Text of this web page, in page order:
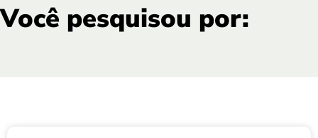
Você pesquisou por: